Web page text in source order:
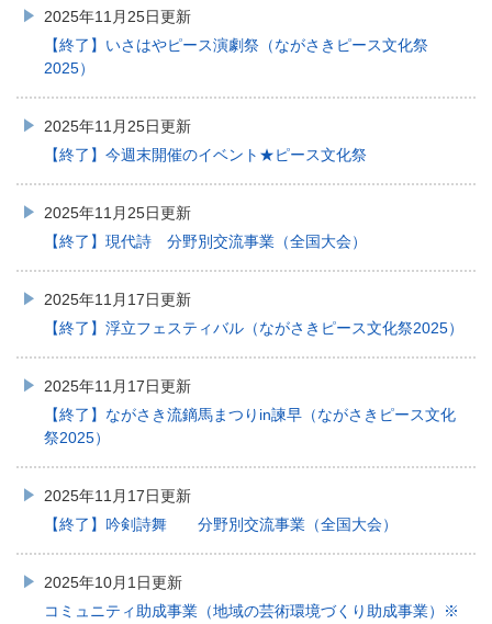
2025年11月25日更新
【終了】いさはやピース演劇祭（ながさきピース文化祭
2025）
2025年11月25日更新
【終了】今週末開催のイベント★ピース文化祭
2025年11月25日更新
【終了】現代詩 分野別交流事業（全国大会）
2025年11月17日更新
【終了】浮立フェスティバル（ながさきピース文化祭2025）
2025年11月17日更新
【終了】ながさき流鏑馬まつりin諫早（ながさきピース文化
祭2025）
2025年11月17日更新
【終了】吟剣詩舞 分野別交流事業（全国大会）
2025年10月1日更新
コミュニティ助成事業（地域の芸術環境づくり助成事業）※